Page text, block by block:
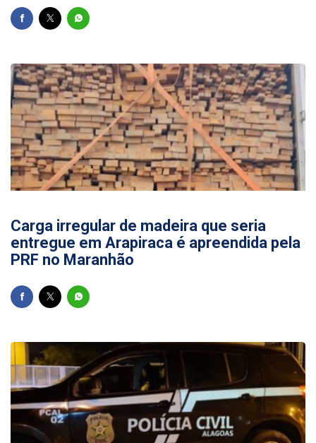
Carga irregular de madeira que seria
entregue em Arapiraca é apreendida pela
PRF no Maranhão